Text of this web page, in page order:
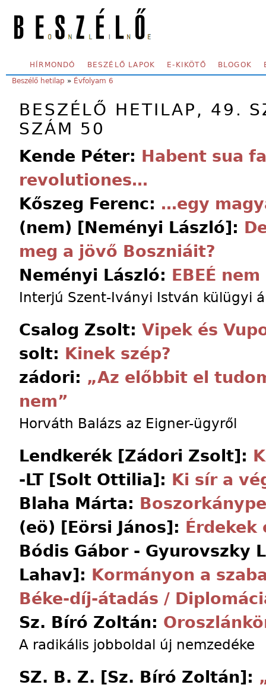
SECONDARY MENU
HÍRMONDÓ BESZÉLŐ LAPOK E-KIKÖTŐ BLOGOK
YOU ARE HERE:
Beszélő hetilap » Évfolyam 6
BESZÉLŐ HETILAP, 49.
SZÁM 50
Kende Péter: Habent sua
revolutiones…
Kőszeg Ferenc: …egy
(nem) [Neményi László]:
meg a jövő Boszniáit?
Neményi László: EBEÉ
Interjú Szent-Iványi István külügyi
Csalog Zsolt: Vipek és
solt: Kinek szép?
zádori: „Az előbbit el
nem”
Horváth Balázs az Eigner-ügyről
Lendkerék [Zádori Zsolt]:
-LT [Solt Ottilia]: Ki sír a
Blaha Márta:
(eö) [Eörsi János]: Érdekek
Bódis Gábor - Gyurovszky
Lahav]: Kormányon a
Béke-díj-átadás /
Sz. Bíró Zoltán:
A radikális jobboldal új nemzedéke
SZ. B. Z. [Sz. Bíró Zoltán]: